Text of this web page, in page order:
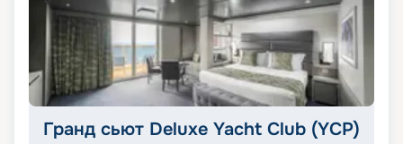
Гранд сьют Deluxe Yacht Club (YCP)